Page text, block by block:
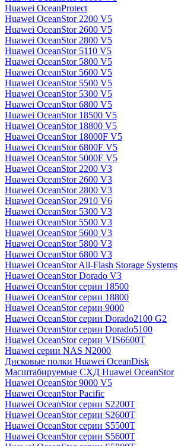
Huawei OceanProtect
Huawei OceanStor 2200 V5
Huawei OceanStor 2600 V5
Huawei OceanStor 2800 V5
Huawei OceanStor 5110 V5
Huawei OceanStor 5800 V5
Huawei OceanStor 5600 V5
Huawei OceanStor 5500 V5
Huawei OceanStor 5300 V5
Huawei OceanStor 6800 V5
Huawei OceanStor 18500 V5
Huawei OceanStor 18800 V5
Huawei OceanStor 18000F V5
Huawei OceanStor 6800F V5
Huawei OceanStor 5000F V5
Huawei OceanStor 2200 V3
Huawei OceanStor 2600 V3
Huawei OceanStor 2800 V3
Huawei OceanStor 2910 V6
Huawei OceanStor 5300 V3
Huawei OceanStor 5500 V3
Huawei OceanStor 5600 V3
Huawei OceanStor 5800 V3
Huawei OceanStor 6800 V3
Huawei OceanStor All-Flash Storage Systems
Huawei OceanStor Dorado V3
Huawei OceanStor серии 18500
Huawei OceanStor серии 18800
Huawei OceanStor серии 9000
Huawei OceanStor серии Dorado2100 G2
Huawei OceanStor серии Dorado5100
Huawei OceanStor серии VIS6600T
Huawei серии NAS N2000
Дисковые полки Huawei OceanDisk
Масштабируемые СХД Huawei OceanStor
Huawei OceanStor 9000 V5
Huawei OceanStor Pacific
Huawei OceanStor серии S2200T
Huawei OceanStor серии S2600T
Huawei OceanStor серии S5500T
Huawei OceanStor серии S5600T